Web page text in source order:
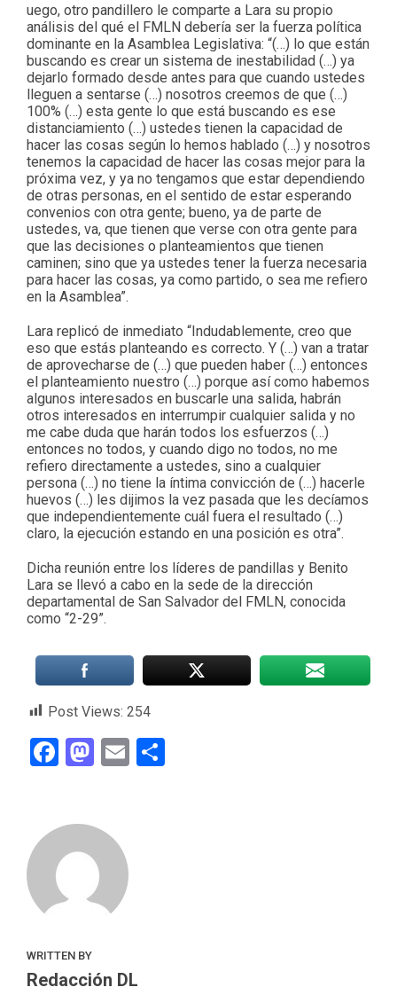
uego, otro pandillero le comparte a Lara su propio
análisis del qué el FMLN debería ser la fuerza política
dominante en la Asamblea Legislativa: “(…) lo que están
buscando es crear un sistema de inestabilidad (…) ya
dejarlo formado desde antes para que cuando ustedes
lleguen a sentarse (…) nosotros creemos de que (…)
100% (…) esta gente lo que está buscando es ese
distanciamiento (…) ustedes tienen la capacidad de
hacer las cosas según lo hemos hablado (…) y nosotros
tenemos la capacidad de hacer las cosas mejor para la
próxima vez, y ya no tengamos que estar dependiendo
de otras personas, en el sentido de estar esperando
convenios con otra gente; bueno, ya de parte de
ustedes, va, que tienen que verse con otra gente para
que las decisiones o planteamientos que tienen
caminen; sino que ya ustedes tener la fuerza necesaria
para hacer las cosas, ya como partido, o sea me refiero
en la Asamblea”.
Lara replicó de inmediato “Indudablemente, creo que
eso que estás planteando es correcto. Y (…) van a tratar
de aprovecharse de (…) que pueden haber (…) entonces
el planteamiento nuestro (…) porque así como habemos
algunos interesados en buscarle una salida, habrán
otros interesados en interrumpir cualquier salida y no
me cabe duda que harán todos los esfuerzos (…)
entonces no todos, y cuando digo no todos, no me
refiero directamente a ustedes, sino a cualquier
persona (…) no tiene la íntima convicción de (…) hacerle
huevos (…) les dijimos la vez pasada que les decíamos
que independientemente cuál fuera el resultado (…)
claro, la ejecución estando en una posición es otra”.
Dicha reunión entre los líderes de pandillas y Benito
Lara se llevó a cabo en la sede de la dirección
departamental de San Salvador del FMLN, conocida
como “2-29”.
Post Views: 254
Facebook
Mastodon
Email
WRITTEN BY
Redacción DL